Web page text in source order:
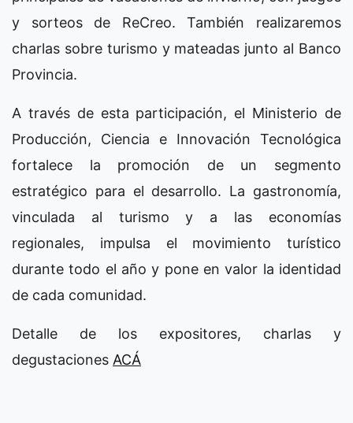
y sorteos de ReCreo. También realizaremos
charlas sobre turismo y mateadas junto al Banco
Provincia.
A través de esta participación, el Ministerio de
Producción, Ciencia e Innovación Tecnológica
fortalece la promoción de un segmento
estratégico para el desarrollo. La gastronomía,
vinculada al turismo y a las economías
regionales, impulsa el movimiento turístico
durante todo el año y pone en valor la identidad
de cada comunidad.
Detalle de los expositores, charlas y
degustaciones ACÁ